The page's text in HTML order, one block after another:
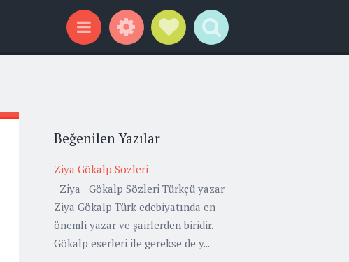
Menu WidgetsSocial Links
Search
Beğenilen Yazılar
Ziya Gökalp Sözleri
Ziya Gökalp Sözleri Türkçü yazar
Ziya Gökalp Türk edebiyatında en
önemli yazar ve şairlerden biridir.
Gökalp eserleri ile gerekse de y...